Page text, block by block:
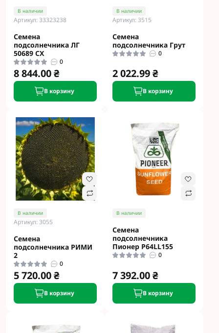
В наличии
Артикул: 33323238
Семена
подсолнечника ЛГ
50689 CX
0
8 844.00 ₴
В корзину
В наличии
Артикул: 3515
Семена
подсолнечника Грут
0
2 022.99 ₴
В корзину
В наличии
Артикул: 3055
Семена
подсолнечника РИМИ
2
0
5 720.00 ₴
В корзину
В наличии
Семена
подсолнечника
Пионер P64LL155
0
7 392.00 ₴
В корзину